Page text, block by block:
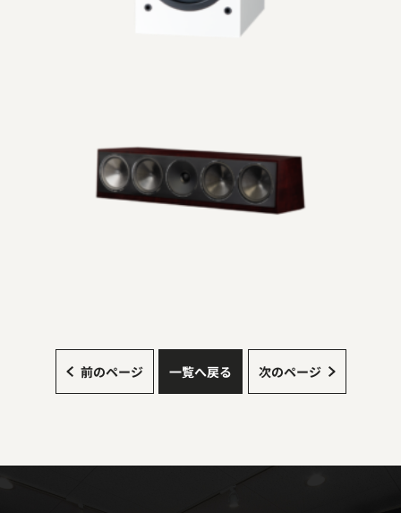
前のページ 一覧へ戻る 次のページ